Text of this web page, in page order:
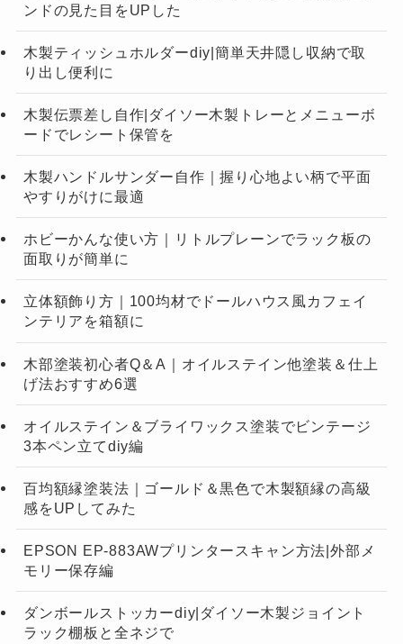
ンドの見た目をUPした
木製ティッシュホルダーdiy|簡単天井隠し収納で取
り出し便利に
木製伝票差し自作|ダイソー木製トレーとメニューボ
ードでレシート保管を
木製ハンドルサンダー自作｜握り心地よい柄で平面
やすりがけに最適
ホビーかんな使い方｜リトルプレーンでラック板の
面取りが簡単に
立体額飾り方｜100均材でドールハウス風カフェイ
ンテリアを箱額に
木部塗装初心者Q＆A｜オイルステイン他塗装＆仕上
げ法おすすめ6選
オイルステイン＆ブライワックス塗装でビンテージ
3本ペン立てdiy編
百均額縁塗装法｜ゴールド＆黒色で木製額縁の高級
感をUPしてみた
EPSON EP-883AWプリンタースキャン方法|外部メ
モリー保存編
ダンボールストッカーdiy|ダイソー木製ジョイント
ラック棚板と全ネジで